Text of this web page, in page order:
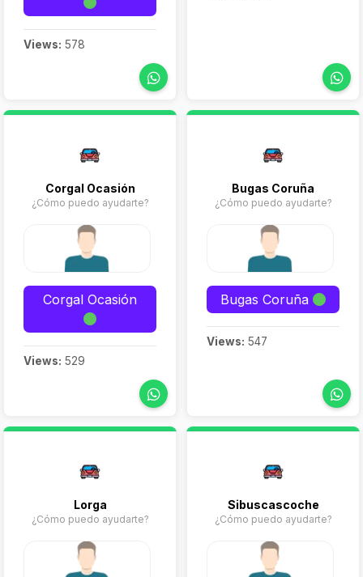
Views: 578
Corgal Ocasión
¿Cómo puedo ayudarte?
Corgal Ocasión
Views: 529
Bugas Coruña
¿Cómo puedo ayudarte?
Bugas Coruña
Views: 547
Lorga
¿Cómo puedo ayudarte?
Sibuscascoche
¿Cómo puedo ayudarte?